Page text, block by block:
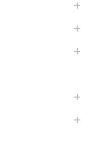
【Cooperstown Ball Cap】Made in USA Baseball Cap "1938 HOLLYWOOD STARS" 新品 クーパーズタウンボールキャップ ハリウッドスターズ 6パネル